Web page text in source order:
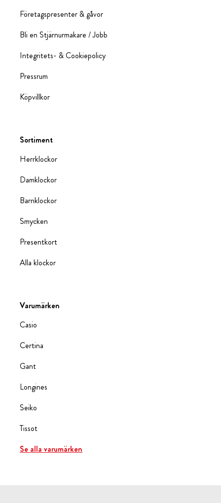
Företagspresenter & gåvor
Bli en Stjärnurmakare / Jobb
Integritets- & Cookiepolicy
Pressrum
Köpvillkor
Sortiment
Herrklockor
Damklockor
Barnklockor
Smycken
Presentkort
Alla klockor
Varumärken
Casio
Certina
Gant
Longines
Seiko
Tissot
Se alla varumärken